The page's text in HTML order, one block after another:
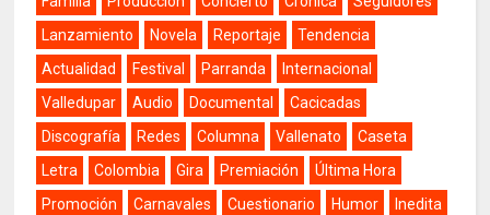
Lanzamiento
Novela Reportaje
Tendencia
Actualidad
Festival Parranda
Internacional
Valledupar
Audio Documental
Cacicadas
Discografía
Redes Columna Vallenato
Caseta
Letra
Colombia Gira Premiación
Última Hora
Promoción
Carnavales Cuestionario Humor
Inedita